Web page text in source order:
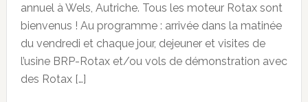
annuel à Wels, Autriche. Tous les moteur Rotax sont
bienvenus ! Au programme : arrivée dans la matinée
du vendredi et chaque jour, dejeuner et visites de
l’usine BRP-Rotax et/ou vols de démonstration avec
des Rotax […]